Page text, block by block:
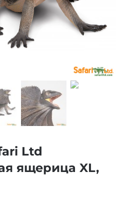
Ltd
ящерица XL,